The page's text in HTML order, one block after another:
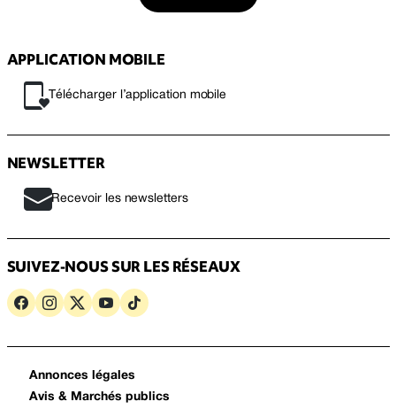
APPLICATION MOBILE
Télécharger l’application mobile
NEWSLETTER
Recevoir les newsletters
SUIVEZ-NOUS SUR LES RÉSEAUX
Annonces légales
Avis & Marchés publics